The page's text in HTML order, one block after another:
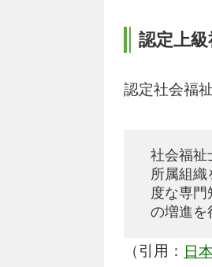
認定上
認定社会福
社会福祉
所属組織
度な専
の増進を
（引用： 日